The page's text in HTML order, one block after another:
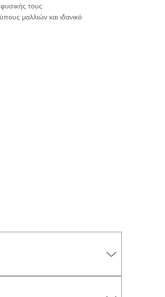
τους
μαλλιών και ιδανικό